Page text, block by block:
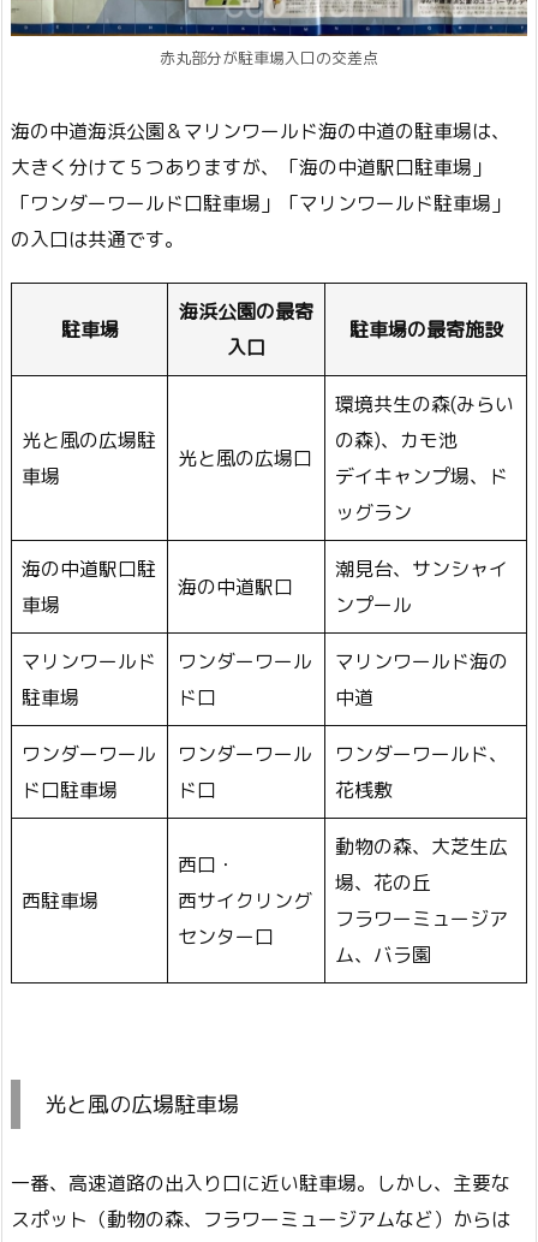
赤丸部分が駐車場入口の交差点
海の中道海浜公園＆マリンワールド海の中道の駐車場は、
大きく分けて５つありますが、「海の中道駅口駐車場」
「ワンダーワールド口駐車場」「マリンワールド駐車場」
の入口は共通です。
駐車場
海浜公園の最寄
入口
駐車場の最寄施設
光と風の広場駐
車場
光と風の広場口
環境共生の森(みらい
の森)、カモ池
デイキャンプ場、ド
ッグラン
海の中道駅口駐
車場
海の中道駅口
潮見台、サンシャイ
ンプール
マリンワールド
駐車場
ワンダーワール
ド口
マリンワールド海の
中道
ワンダーワール
ド口駐車場
ワンダーワール
ド口
ワンダーワールド、
花桟敷
西駐車場
西口・
西サイクリング
センター口
動物の森、大芝生広
場、花の丘
フラワーミュージア
ム、バラ園
光と風の広場駐車場
一番、高速道路の出入り口に近い駐車場。しかし、主要な
スポット（動物の森、フラワーミュージアムなど）からは